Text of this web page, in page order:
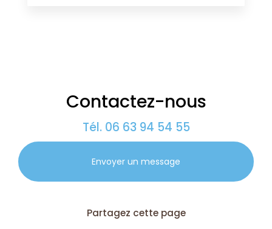
Contactez-nous
Tél. 06 63 94 54 55
Envoyer un message
Partagez cette page